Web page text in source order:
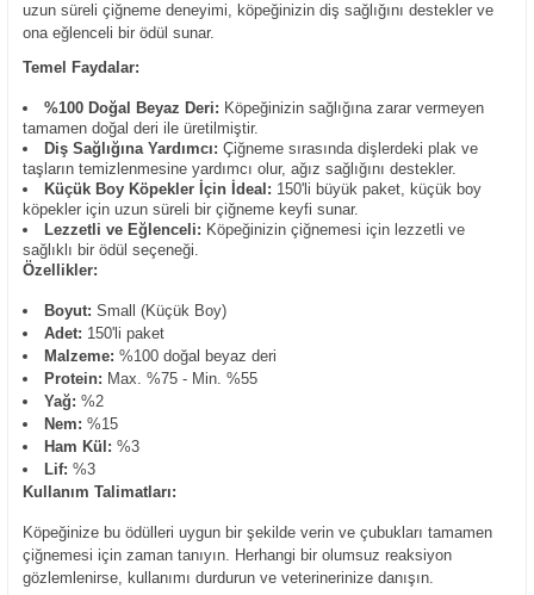
uzun süreli çiğneme deneyimi, köpeğinizin diş sağlığını destekler ve
ona eğlenceli bir ödül sunar.
Temel Faydalar:
%100 Doğal Beyaz Deri: Köpeğinizin sağlığına zarar vermeyen
tamamen doğal deri ile üretilmiştir.
Diş Sağlığına Yardımcı: Çiğneme sırasında dişlerdeki plak ve
taşların temizlenmesine yardımcı olur, ağız sağlığını destekler.
Küçük Boy Köpekler İçin İdeal: 150'li büyük paket, küçük boy
köpekler için uzun süreli bir çiğneme keyfi sunar.
Lezzetli ve Eğlenceli: Köpeğinizin çiğnemesi için lezzetli ve
sağlıklı bir ödül seçeneği.
Özellikler:
Boyut: Small (Küçük Boy)
Adet: 150'li paket
Malzeme: %100 doğal beyaz deri
Protein: Max. %75 - Min. %55
Yağ: %2
Nem: %15
Ham Kül: %3
Lif: %3
Kullanım Talimatları:
Köpeğinize bu ödülleri uygun bir şekilde verin ve çubukları tamamen
çiğnemesi için zaman tanıyın. Herhangi bir olumsuz reaksiyon
gözlemlenirse, kullanımı durdurun ve veterinerinize danışın.